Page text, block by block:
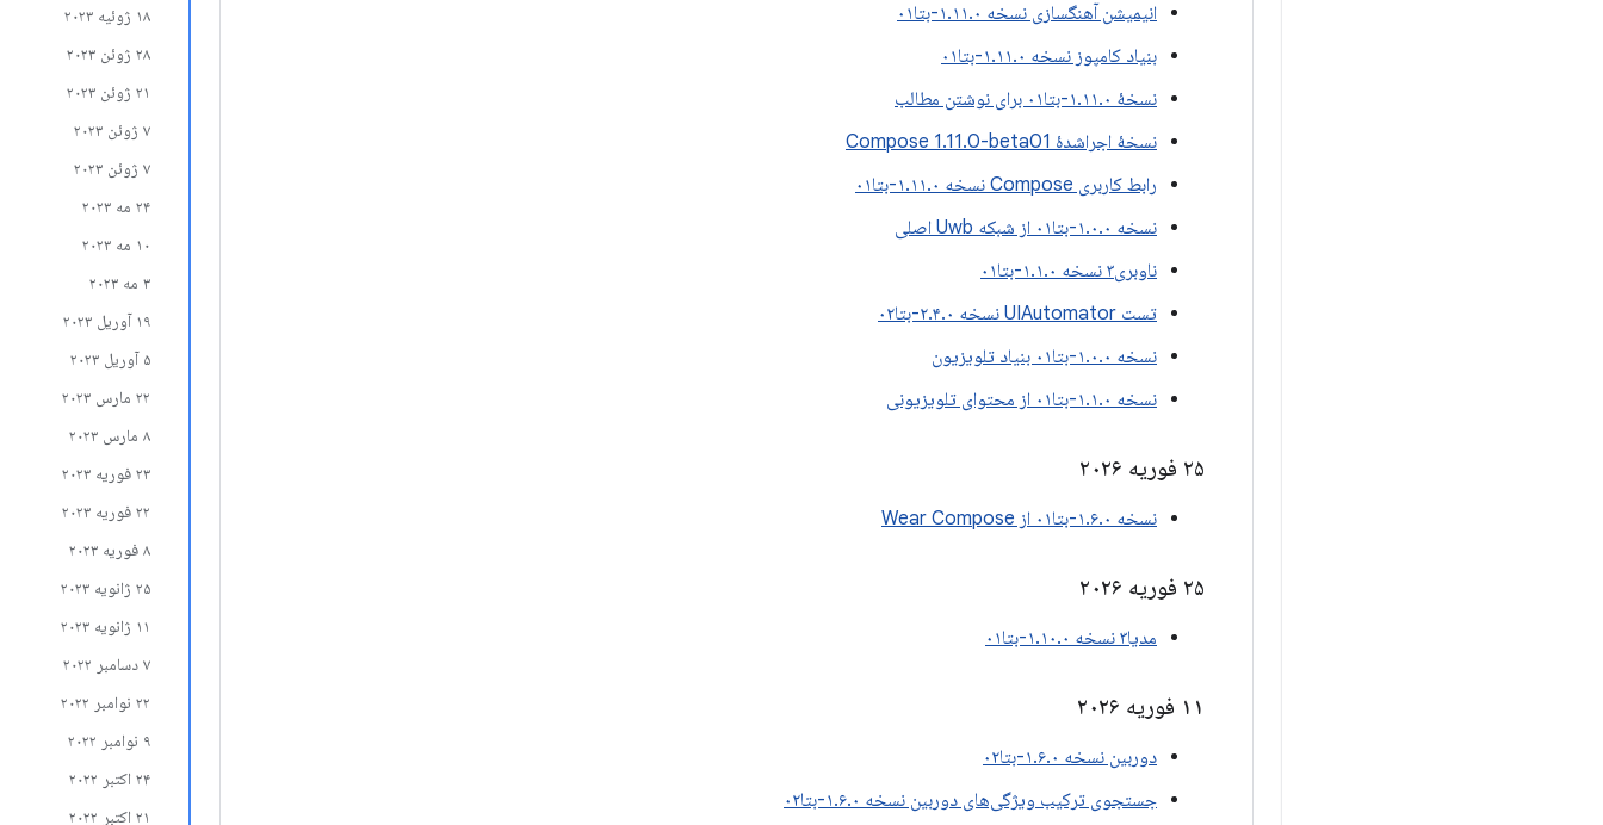
۱۸ ژوئیه ۲۰۲۳
۲۸ ژوئن ۲۰۲۳
۲۱ ژوئن ۲۰۲۳
۷ ژوئن ۲۰۲۳
۷ ژوئن ۲۰۲۳
۲۴ مه ۲۰۲۳
۱۰ مه ۲۰۲۳
۳ مه ۲۰۲۳
۱۹ آوریل ۲۰۲۳
۵ آوریل ۲۰۲۳
۲۲ مارس ۲۰۲۳
۸ مارس ۲۰۲۳
۲۳ فوریه ۲۰۲۳
۲۲ فوریه ۲۰۲۳
۸ فوریه ۲۰۲۳
۲۵ ژانویه ۲۰۲۳
۱۱ ژانویه ۲۰۲۳
۷ دسامبر ۲۰۲۲
۲۲ نوامبر ۲۰۲۲
۹ نوامبر ۲۰۲۲
۲۴ اکتبر ۲۰۲۲
۲۱ اکتبر ۲۰۲۲
انیمیشن آهنگسازی نسخه ۱.۱۱.۰-بتا۰۱
بنیاد کامپوز نسخه ۱.۱۱.۰-بتا۰۱
نسخهٔ ۱.۱۱.۰-بتا۰۱ برای نوشتن مطالب
نسخهٔ اجراشدهٔ Compose 1.11.0-beta01
رابط کاربری Compose نسخه ۱.۱۱.۰-بتا۰۱
نسخه ۱.۰.۰-بتا۰۱ از شبکه Uwb اصلی
ناوبری۳ نسخه ۱.۱.۰-بتا۰۱
تست UIAutomator نسخه ۲.۴.۰-بتا۰۲
نسخه ۱.۰.۰-بتا۰۱ بنیاد تلویزیون
نسخه ۱.۱.۰-بتا۰۱ از محتوای تلویزیونی
۲۵ فوریه ۲۰۲۶
نسخه ۱.۶.۰-بتا۰۱ از Wear Compose
۲۵ فوریه ۲۰۲۶
مدیا۳ نسخه ۱.۱۰.۰-بتا۰۱
۱۱ فوریه ۲۰۲۶
دوربین نسخه ۱.۶.۰-بتا۰۲
جستجوی ترکیب ویژگی‌های دوربین نسخه ۱.۶.۰-بتا۰۲